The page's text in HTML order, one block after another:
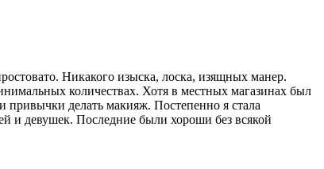
Никакого изыс­­ка, лоска, изящных манер.
количествах. Хотя в местных магазинах был
привычки делать макияж. Постепенно я стала
и девушек. Последние были хороши без всякой